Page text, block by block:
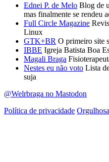
Ednei P. de Melo Blog de
mas finalmente se rendeu
Full Circle Magazine
Linux
GTK+BR O primeiro site
IBBE Igreja Batista Boa
Magali Braga
Nestes eu não voto Lista
suja
@Welrbraga no Mastodon
Política de privacidade